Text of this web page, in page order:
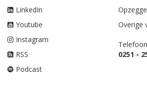
LinkedIn
Youtube
Instagram
RSS
Podcast
Overige
0251 -